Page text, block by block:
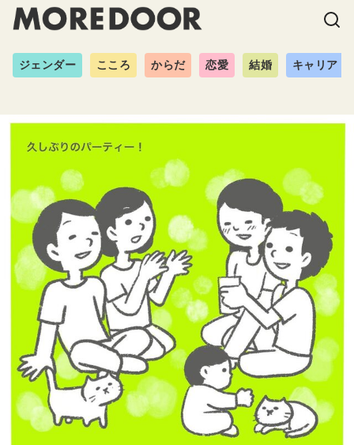
ジェンダー こころ からだ 恋愛 結婚 キャリア